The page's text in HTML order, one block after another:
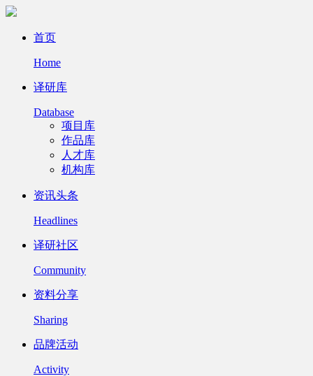
首页
Home
译研库
Database
项目库
作品库
人才库
机构库
资讯头条
Headlines
译研社区
Community
资料分享
Sharing
品牌活动
Activity